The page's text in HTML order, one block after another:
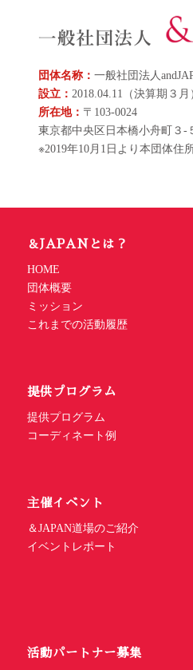
団体名称： 一般社団法人
設立： 2018.04.11（決算期３月
所在地： 〒103-0024
東京都中央区日本橋小舟町３-
※2019年10月1日より本団体住
＆JAPANとは？
HOME
団体概要
ミッション
これまでの活動履歴
提供プログラム
提供プログラム
コーディネート例
主催イベント
＆JAPAN道場のご紹介
イベントレポート
活動パートナー募集